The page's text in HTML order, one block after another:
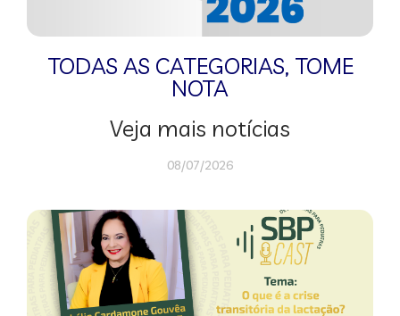
TODAS AS CATEGORIAS, TOME
NOTA
Veja mais notícias
08/07/2026